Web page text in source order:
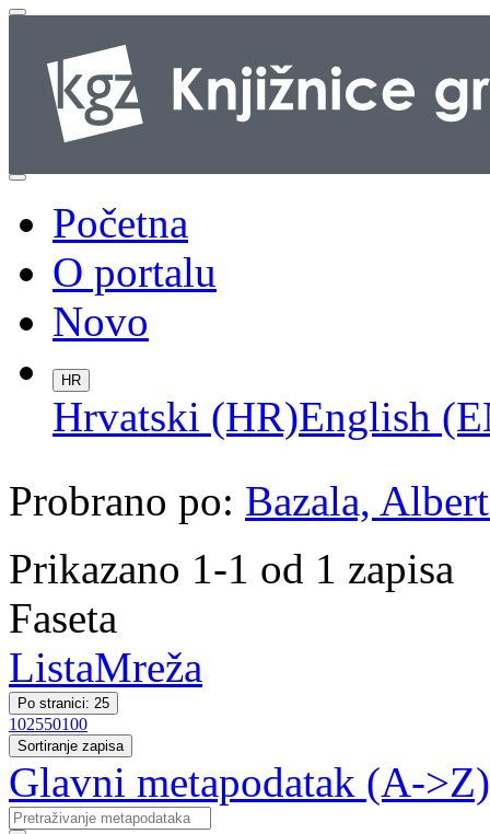
Početna
O portalu
Novo
HR
Hrvatski (HR)English
Probrano po: Bazala,
Prikazano 1-1 od 1 zapisa
Faseta
ListaMreža
Po stranici: 25
102550100
Sortiranje zapisa
Glavni metapodatak (A->Z)